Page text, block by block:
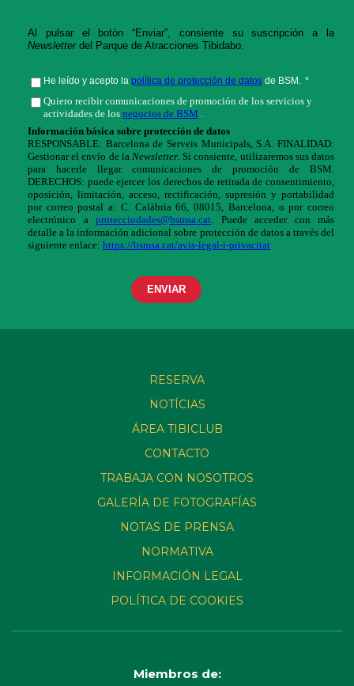
RESERVA
NOTÍCIAS
ÁREA TIBICLUB
CONTACTO
TRABAJA CON NOSOTROS
GALERÍA DE FOTOGRAFÍAS
NOTAS DE PRENSA
NORMATIVA
INFORMACIÓN LEGAL
POLÍTICA DE COOKIES
Miembros de: